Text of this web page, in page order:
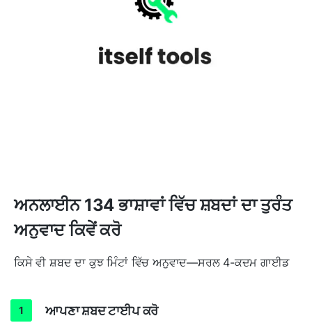
ਅਨਲਾਈਨ 134 ਭਾਸ਼ਾਵਾਂ ਵਿੱਚ ਸ਼ਬਦਾਂ ਦਾ ਤੁਰੰਤ
ਅਨੁਵਾਦ ਕਿਵੇਂ ਕਰੋ
ਕਿਸੇ ਵੀ ਸ਼ਬਦ ਦਾ ਕੁਝ ਮਿੰਟਾਂ ਵਿੱਚ ਅਨੁਵਾਦ—ਸਰਲ 4-ਕਦਮ ਗਾਈਡ
ਆਪਣਾ ਸ਼ਬਦ ਟਾਈਪ ਕਰੋ